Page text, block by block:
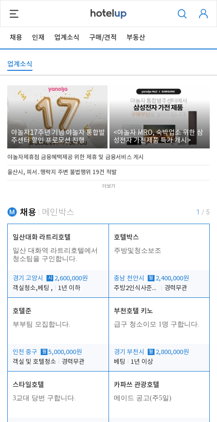
채용 인재 업계소식 구매/견적 부동산
업계소식
야놀자17주년 기념 야놀자 통합발
주센터 할인 프로모션 진행
<야놀자 MRO, 숙박업소 위한 삼
성전자 가전제품 특가 개시>
야놀자제휴점 금융혜택제공 위한 제휴 및 금융서비스 게시
울산시, 피서․행락지 주변 불법행위 19건 적발
더보기
채용 메인박스 1 / 5
일산대화 라트리호텔
일산 대화역 라트리호텔에서
청소팀을 구인합니다.
경기 고양시 시
2,600,000원
객실청소,베팅 ,
1년 이하
호텔박스
주방및청소보조
충남 천안시 월 2,400,000원
주방2인식사준비및청소린렌보조
경력무관
호텔준
부부팀 모집합니다.
인천 중구 월 5,000,000원
객실 및 호텔청소
경력무관
부천호텔 키노
급구 청소이모 1명 구합니다.
경기 부천시 월 2,800,000원
베팅
1년 이상
스타일호텔
3교대 당번 구합니다.
카파쓰 관광호텔
메이드 공고(주5일)